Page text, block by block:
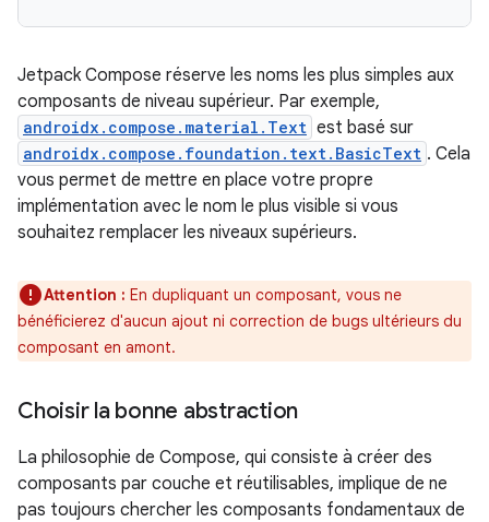
Jetpack Compose réserve les noms les plus simples aux
composants de niveau supérieur. Par exemple,
androidx.compose.material.Text est basé sur
androidx.compose.foundation.text.BasicText . Cela
vous permet de mettre en place votre propre
implémentation avec le nom le plus visible si vous
souhaitez remplacer les niveaux supérieurs.
Attention : En dupliquant un composant, vous ne
bénéficierez d'aucun ajout ni correction de bugs ultérieurs du
composant en amont.
Choisir la bonne abstraction
La philosophie de Compose, qui consiste à créer des
composants par couche et réutilisables, implique de ne
pas toujours chercher les composants fondamentaux de